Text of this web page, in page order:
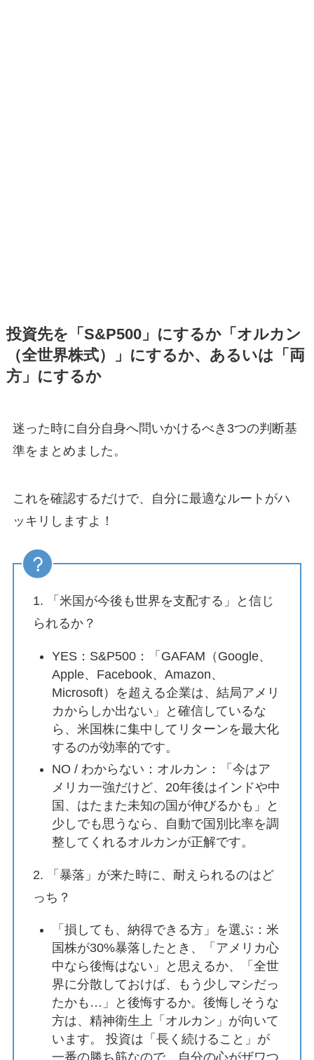
投資先を「S&P500」にするか「オルカン
（全世界株式）」にするか、あるいは「両
方」にするか
迷った時に自分自身へ問いかけるべき3つの判断基
準をまとめました。
これを確認するだけで、自分に最適なルートがハ
ッキリしますよ！
1. 「米国が今後も世界を支配する」と信じ
られるか？
YES：S&P500：「GAFAM（Google、
Apple、Facebook、Amazon、
Microsoft）を超える企業は、結局アメリ
カからしか出ない」と確信しているな
ら、米国株に集中してリターンを最大化
するのが効率的です。
NO / わからない：オルカン：「今はア
メリカ一強だけど、20年後はインドや中
国、はたまた未知の国が伸びるかも」と
少しでも思うなら、自動で国別比率を調
整してくれるオルカンが正解です。
2. 「暴落」が来た時に、耐えられるのはど
っち？
「損しても、納得できる方」を選ぶ：米
国株が30%暴落したとき、「アメリカ心
中なら後悔はない」と思えるか、「全世
界に分散しておけば、もう少しマシだっ
たかも…」と後悔するか。後悔しそうな
方は、精神衛生上「オルカン」が向いて
います。 投資は「長く続けること」が